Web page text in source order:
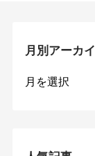
月別アーカ
月
イ